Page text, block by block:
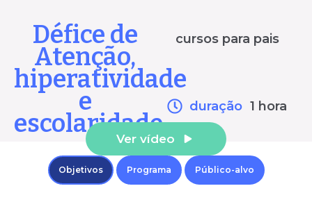
Défice de
Atenção,
hiperatividade
e
escolaridade
cursos para pais
duração 1 hora
Ver vídeo
Objetivos Programa Público-alvo